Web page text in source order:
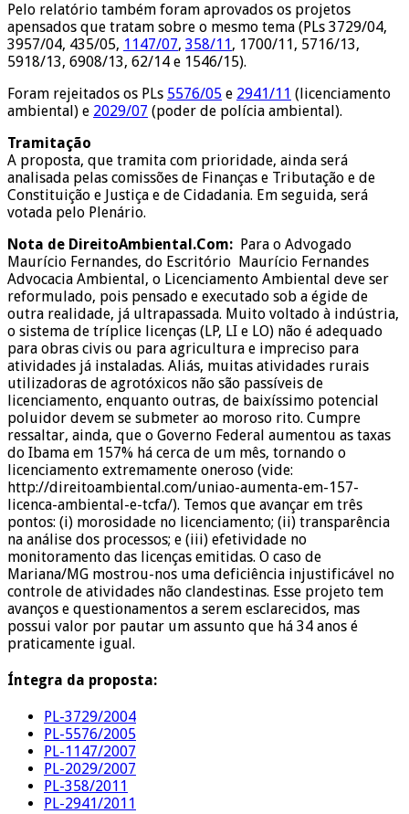
Pelo relatório também foram aprovados os projetos
apensados que tratam sobre o mesmo tema (PLs 3729/04,
3957/04, 435/05, 1147/07, 358/11, 1700/11, 5716/13,
5918/13, 6908/13, 62/14 e 1546/15).
Foram rejeitados os PLs 5576/05 e 2941/11 (licenciamento
ambiental) e 2029/07 (poder de polícia ambiental).
Tramitação
A proposta, que tramita com prioridade, ainda será
analisada pelas comissões de Finanças e Tributação e de
Constituição e Justiça e de Cidadania. Em seguida, será
votada pelo Plenário.
Nota de DireitoAmbiental.Com: Para o Advogado
Maurício Fernandes, do Escritório Maurício Fernandes
Advocacia Ambiental, o Licenciamento Ambiental deve ser
reformulado, pois pensado e executado sob a égide de
outra realidade, já ultrapassada. Muito voltado à indústria,
o sistema de tríplice licenças (LP, LI e LO) não é adequado
para obras civis ou para agricultura e impreciso para
atividades já instaladas. Aliás, muitas atividades rurais
utilizadoras de agrotóxicos não são passíveis de
licenciamento, enquanto outras, de baixíssimo potencial
poluidor devem se submeter ao moroso rito. Cumpre
ressaltar, ainda, que o Governo Federal aumentou as taxas
do Ibama em 157% há cerca de um mês, tornando o
licenciamento extremamente oneroso (vide:
http://direitoambiental.com/uniao-aumenta-em-157-
licenca-ambiental-e-tcfa/). Temos que avançar em três
pontos: (i) morosidade no licenciamento; (ii) transparência
na análise dos processos; e (iii) efetividade no
monitoramento das licenças emitidas. O caso de
Mariana/MG mostrou-nos uma deficiência injustificável no
controle de atividades não clandestinas. Esse projeto tem
avanços e questionamentos a serem esclarecidos, mas
possui valor por pautar um assunto que há 34 anos é
praticamente igual.
Íntegra da proposta:
PL-3729/2004
PL-5576/2005
PL-1147/2007
PL-2029/2007
PL-358/2011
PL-2941/2011